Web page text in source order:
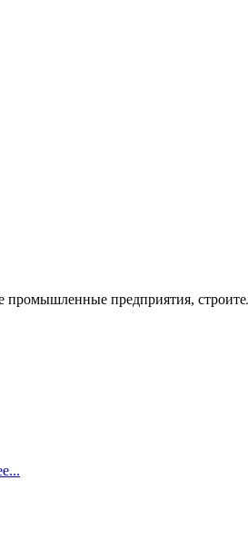
промышленные предприятия,